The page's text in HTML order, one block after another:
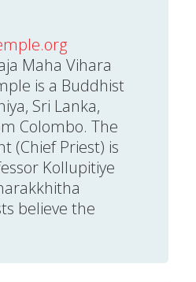
Maha Vihara
is a Buddhist
Sri Lanka,
Colombo. The
(Chief Priest) is
Kollupitiye
believe the